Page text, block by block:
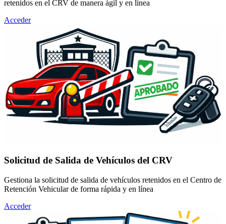
retenidos en el CRV de manera ágil y en línea
Acceder
Solicitud de Salida de Vehículos del CRV
Gestiona la solicitud de salida de vehículos retenidos en el Centro de
Retención Vehicular de forma rápida y en línea
Acceder